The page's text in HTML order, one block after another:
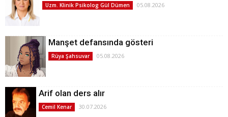
Uzm. Klinik Psikolog Gül Dümen 05.08.2026
Manşet defansında gösteri
Rüya Şahsuvar 05.08.2026
Arif olan ders alır
Cemil Kenar 30.07.2026